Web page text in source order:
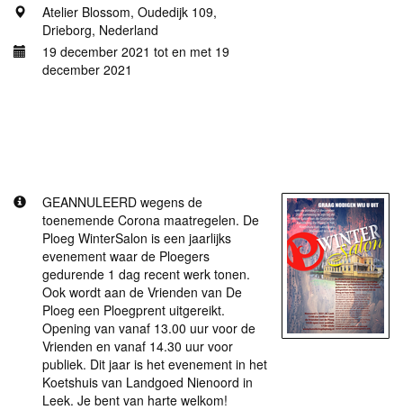
Atelier Blossom, Oudedijk 109,
Drieborg, Nederland
19 december 2021 tot en met 19
december 2021
GEANNULEERD wegens de
toenemende Corona maatregelen. De
Ploeg WinterSalon is een jaarlijks
evenement waar de Ploegers
gedurende 1 dag recent werk tonen.
Ook wordt aan de Vrienden van De
Ploeg een Ploegprent uitgereikt.
Opening van vanaf 13.00 uur voor de
Vrienden en vanaf 14.30 uur voor
publiek. Dit jaar is het evenement in het
Koetshuis van Landgoed Nienoord in
Leek. Je bent van harte welkom!